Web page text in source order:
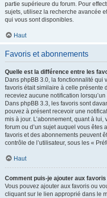
partie supérieure du forum. Pour
sujets, utilisez la recherche avancée
qui vous sont disponibles.
Haut
Favoris et abonnements
Quelle est la différence entre les
Dans phpBB 3.0, la fonctionnalité qui
favoris était similaire à celle présente
receviez aucune notification
Dans phpBB 3.3, les favoris sont
pouvez à présent recevoir une
mis à jour. L’abonnement, quant à
forum ou d’un sujet auquel vous
favoris et des abonnements peuvent
contrôle de l’utilisateur, sous les «
Haut
Comment puis-je ajouter aux
Vous pouvez ajouter aux favoris ou
cliquant sur le lien approprié dans le